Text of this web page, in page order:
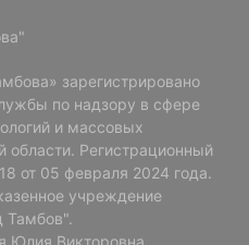
зарегистрировано
по надзору в сфере
и массовых
Регистрационный
от 05 февраля 2024 года.
учреждение
Тамбов".